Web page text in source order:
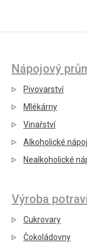
Nápojový
Pivovarství
Mlékárny
Vinařství
Alkoholické
Nealkoholické
Výroba
Cukrovary
Čokoládovny